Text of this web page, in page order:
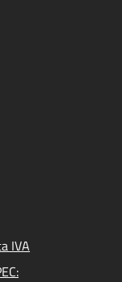
IVA